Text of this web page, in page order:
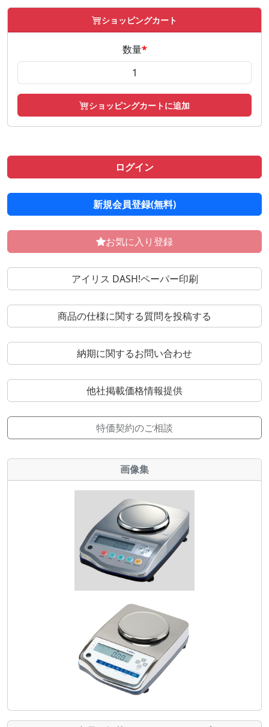
ショッピングカート
数量*
ショッピングカートに追加
ログイン
新規会員登録(無料)
お気に入り登録
アイリス DASH!ペーパー印刷
商品の仕様に関する質問を投稿する
納期に関するお問い合わせ
他社掲載価格情報提供
特価契約のご相談
画像集